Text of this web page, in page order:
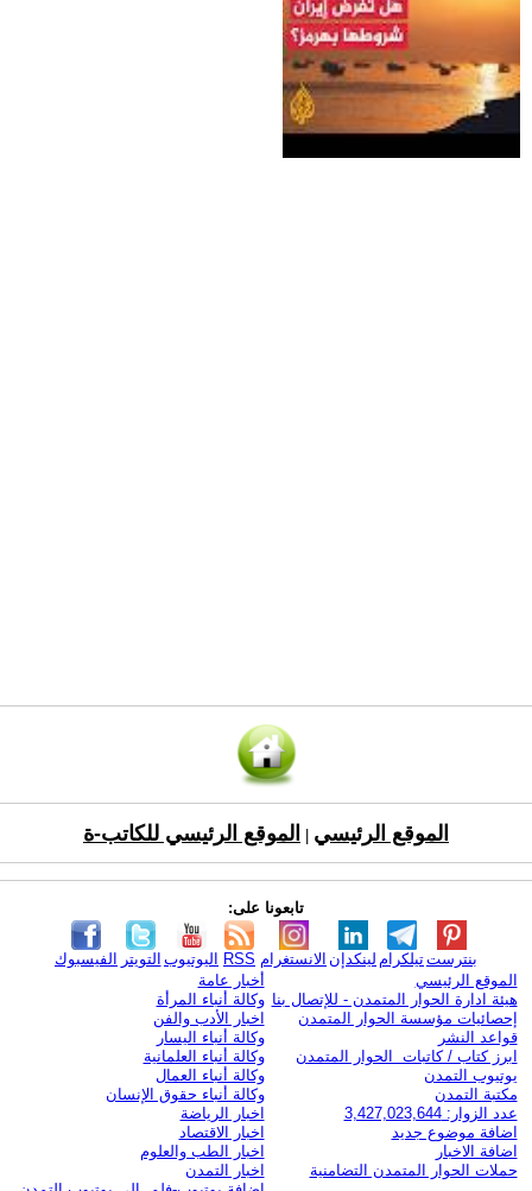
الموقع الرئيسي الموقع الرئيسي للكاتب-ة
تابعونا على:
الفيسبوك التويتر اليوتيوب RSS الانستغرام لينكدإن تيلكرامبنترست
الموقع الرئيسي
هيئة ادارة الحوار المتمدن - للإتصال بنا
إحصائيات مؤسسة الحوار المتمدن
قواعد النشر
ابرز كتاب / كاتبات الحوار المتمدن
يوتيوب التمدن
مكتبة التمدن
عدد الزوار: 3,427,023,644
اضافة موضوع جديد
اضافة الاخبار
حملات الحوار المتمدن التضامنية
أخبار عامة
وكالة أنباء المرأة
اخبار الأدب والفن
وكالة أنباء اليسار
وكالة أنباء العلمانية
وكالة أنباء العمال
وكالة أنباء حقوق الإنسان
اخبار الرياضة
اخبار الاقتصاد
اخبار الطب والعلوم
اخبار التمدن